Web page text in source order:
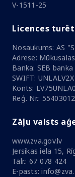
V-1511-25
Licences
Nosaukums: AS
Adrese:
Banka: SEB banka
SWIFT: UNLALV2X
Konts:
Reģ. Nr.:
Zāļu valsts
www.zva.gov.lv
Jersikas iela 15,
Tālr.: 67 078 424
E-pasts: